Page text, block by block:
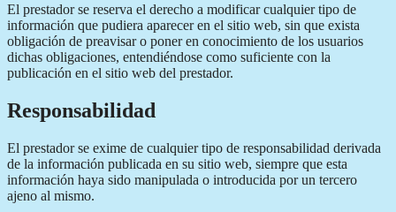
El prestador se reserva el derecho a modificar cualquier tipo de
información que pudiera aparecer en el sitio web, sin que exista
obligación de preavisar o poner en conocimiento de los usuarios
dichas obligaciones, entendiéndose como suficiente con la
publicación en el sitio web del prestador.
Responsabilidad
El prestador se exime de cualquier tipo de responsabilidad derivada
de la información publicada en su sitio web, siempre que esta
información haya sido manipulada o introducida por un tercero
ajeno al mismo.